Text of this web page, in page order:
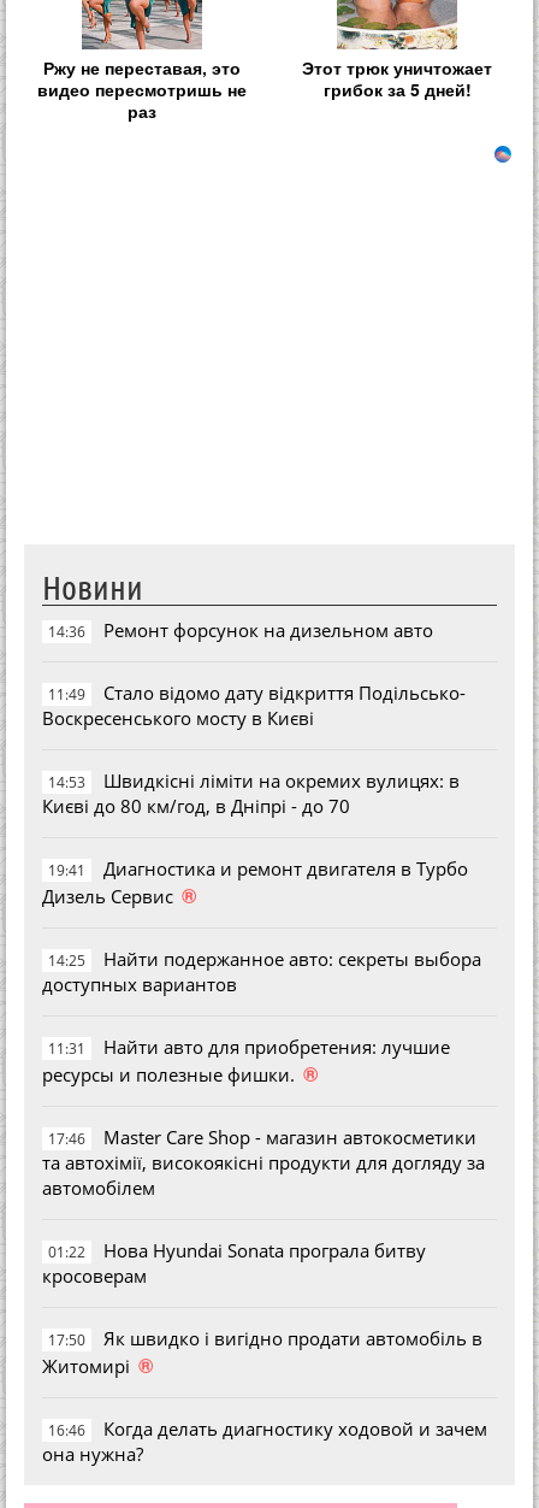
Ржу не переставая, это
видео пересмотришь не
раз
Этот трюк уничтожает
грибок за 5 дней!
Новини
14:36 Ремонт форсунок на дизельном авто
11:49
Стало відомо дату відкриття Подільсько-
Воскресенського мосту в Києві
14:53
Швидкісні ліміти на окремих вулицях: в
Києві до 80 км/год, в Дніпрі - до 70
19:41
Диагностика и ремонт двигателя в Турбо
Дизель Сервис ®
14:25
Найти подержанное авто: секреты выбора
доступных вариантов
11:31
Найти авто для приобретения: лучшие
ресурсы и полезные фишки. ®
17:46
Master Care Shop - магазин автокосметики
та автохімії, високоякісні продукти для догляду за
автомобілем
01:22
Нова Hyundai Sonata програла битву
кросоверам
17:50
Як швидко і вигідно продати автомобіль в
Житомирі ®
16:46
Когда делать диагностику ходовой и зачем
она нужна?